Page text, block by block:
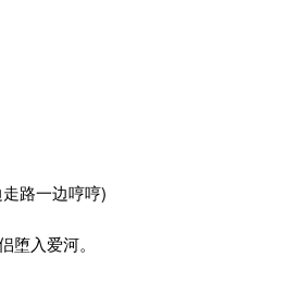
路一边哼哼)
堕入爱河。